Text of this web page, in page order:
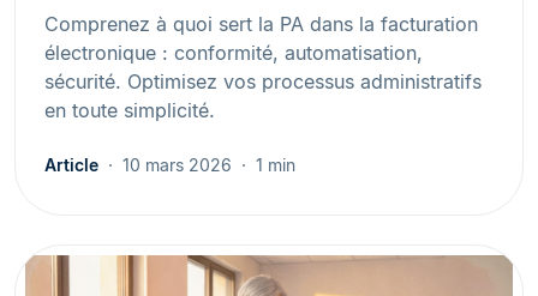
Comprenez à quoi sert la PA dans la facturation
électronique : conformité, automatisation,
sécurité. Optimisez vos processus administratifs
en toute simplicité.
Article 10 mars 2026 1 min